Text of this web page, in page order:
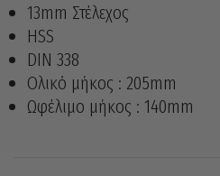
13mm Στέλεχος
HSS
DIN 338
Ολικό μήκος : 205mm
Ωφέλιμο μήκος : 140mm